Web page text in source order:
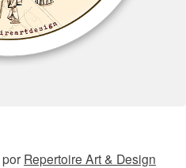
por Repertoire Art & Design